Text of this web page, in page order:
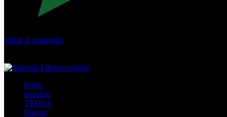
Saltar al contenido
Inicio
nosotros
TROSA
Buscar